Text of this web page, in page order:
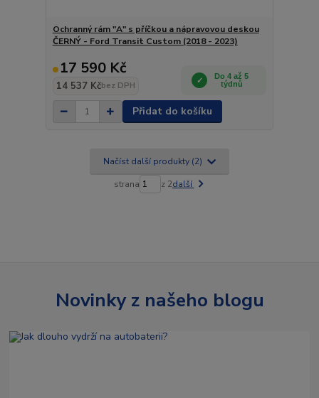
Ochranný rám "A" s příčkou a nápravovou deskou
ČERNÝ - Ford Transit Custom (2018 - 2023)
17 590 Kč
14 537 Kčbez DPH
Do 4 až 5
týdnů
Přidat do košíku
Načíst další produkty (2)
strana z 2další
Novinky z našeho blogu